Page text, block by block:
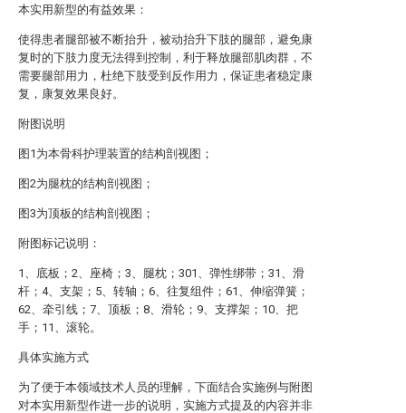
本实用新型的有益效果：
使得患者腿部被不断抬升，被动抬升下肢的腿部，避免康
复时的下肢力度无法得到控制，利于释放腿部肌肉群，不
需要腿部用力，杜绝下肢受到反作用力，保证患者稳定康
复，康复效果良好。
附图说明
图1为本骨科护理装置的结构剖视图；
图2为腿枕的结构剖视图；
图3为顶板的结构剖视图；
附图标记说明：
1、底板；2、座椅；3、腿枕；301、弹性绑带；31、滑
杆；4、支架；5、转轴；6、往复组件；61、伸缩弹簧；
62、牵引线；7、顶板；8、滑轮；9、支撑架；10、把
手；11、滚轮。
具体实施方式
为了便于本领域技术人员的理解，下面结合实施例与附图
对本实用新型作进一步的说明，实施方式提及的内容并非